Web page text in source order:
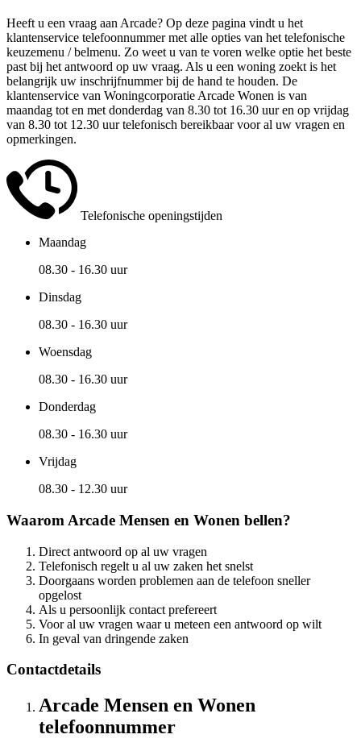
Heeft u een vraag aan Arcade? Op deze pagina vindt u het
klantenservice telefoonnummer met alle opties van het telefonische
keuzemenu / belmenu. Zo weet u van te voren welke optie het beste
past bij het antwoord op uw vraag. Als u een woning zoekt is het
belangrijk uw inschrijfnummer bij de hand te houden. De
klantenservice van Woningcorporatie Arcade Wonen is van
maandag tot en met donderdag van 8.30 tot 16.30 uur en op vrijdag
van 8.30 tot 12.30 uur telefonisch bereikbaar voor al uw vragen en
opmerkingen.
Telefonische openingstijden
Maandag
08.30 - 16.30 uur
Dinsdag
08.30 - 16.30 uur
Woensdag
08.30 - 16.30 uur
Donderdag
08.30 - 16.30 uur
Vrijdag
08.30 - 12.30 uur
Waarom Arcade Mensen en Wonen bellen?
Direct antwoord op al uw vragen
Telefonisch regelt u al uw zaken het snelst
Doorgaans worden problemen aan de telefoon sneller
opgelost
Als u persoonlijk contact prefereert
Voor al uw vragen waar u meteen een antwoord op wilt
In geval van dringende zaken
Contactdetails
Arcade Mensen en Wonen
telefoonnummer